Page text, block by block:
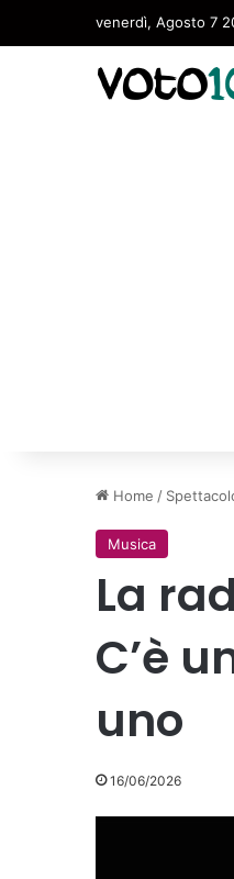
venerdì, Agosto 7
Home /
Musica
La
C’è
uno
16/06/2026